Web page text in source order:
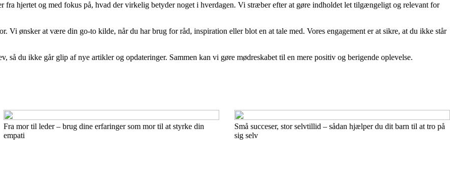
fra hjertet og med fokus på, hvad der virkelig betyder noget i hverdagen. Vi stræber efter at gøre indholdet let tilgængeligt og relevant for
Vi ønsker at være din go-to kilde, når du har brug for råd, inspiration eller blot en at tale med. Vores engagement er at sikre, at du ikke står
så du ikke går glip af nye artikler og opdateringer. Sammen kan vi gøre mødreskabet til en mere positiv og berigende oplevelse.
Fra mor til leder – brug dine erfaringer som mor til at styrke din
empati
Små succeser, stor selvtillid – sådan hjælper du dit barn til at tro på
sig selv